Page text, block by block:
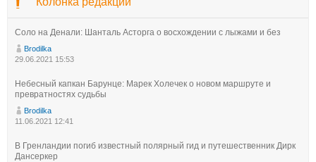
Соло на Денали: Шанталь Асторга о восхождении с лыжами и без
Brodilka
29.06.2021 15:53
Небесный капкан Барунце: Марек Холечек о новом маршруте и
превратностях судьбы
Brodilka
11.06.2021 12:41
В Гренландии погиб известный полярный гид и путешественник Дирк
Дансеркер